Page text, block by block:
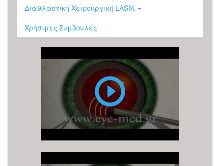
Διαθλαστική Χειρουργική LASIK
Χρήσιμες Συμβουλές
Επέμβαση
Καταρράκτη
υπερήχους
φακοθρυψία)
Επέμβαση